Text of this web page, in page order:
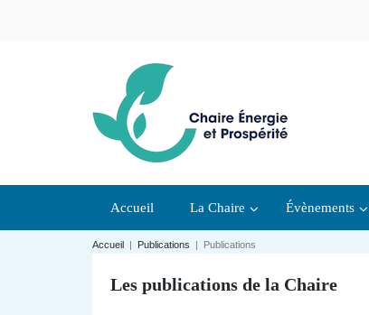
Accueil La Chaire Évènements
Accueil | Publications | Publications
Les publications de la Chaire